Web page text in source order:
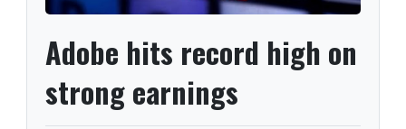
Adobe hits record high on
strong earnings